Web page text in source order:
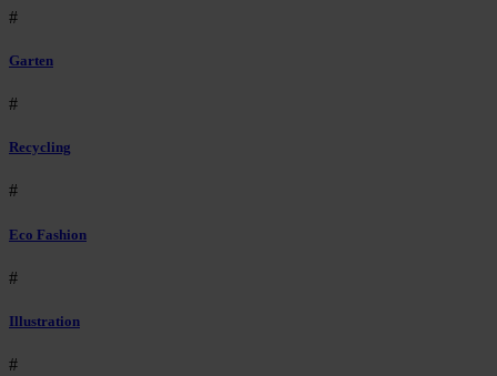
#
Garten
#
Recycling
#
Eco Fashion
#
Illustration
#